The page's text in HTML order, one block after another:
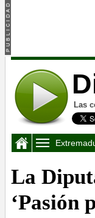
Las
La
‘Pasión